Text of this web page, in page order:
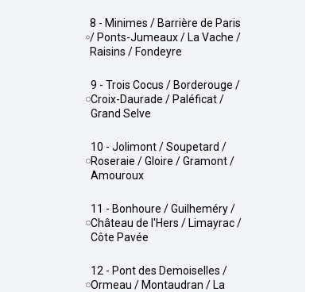
8 - Minimes / Barrière de Paris
/ Ponts-Jumeaux / La Vache /
Raisins / Fondeyre
9 - Trois Cocus / Borderouge /
Croix-Daurade / Paléficat /
Grand Selve
10 - Jolimont / Soupetard /
Roseraie / Gloire / Gramont /
Amouroux
11 - Bonhoure / Guilheméry /
Château de l'Hers / Limayrac /
Côte Pavée
12 - Pont des Demoiselles /
Ormeau / Montaudran / La